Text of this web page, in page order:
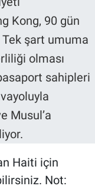
Haiti için
Not: